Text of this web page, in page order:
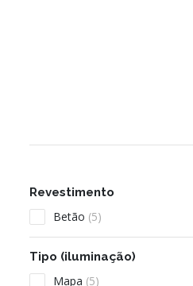
Revestimento
Betão (5)
Tipo (iluminação)
Mapa (5)